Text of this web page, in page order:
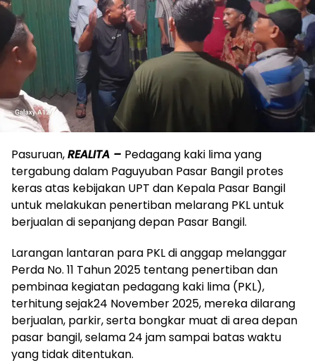
Pasuruan,REALITA – Pedagang kaki lima yang
tergabung dalam Paguyuban Pasar Bangil protes
keras atas kebijakan UPT dan Kepala Pasar Bangil
untuk melakukan penertiban melarang PKL untuk
berjualan di sepanjang depan Pasar Bangil.
Larangan lantaran para PKL di anggap melanggar
Perda No. 11 Tahun 2025 tentang penertiban dan
pembinaa kegiatan pedagang kaki lima (PKL),
terhitung sejak24 November 2025, mereka dilarang
berjualan, parkir, serta bongkar muat di area depan
pasar bangil, selama 24 jam sampai batas waktu
yang tidak ditentukan.